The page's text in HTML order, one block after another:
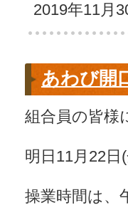
2019年11月
あわび開
組合員の皆様
明日11月22
操業時間は、